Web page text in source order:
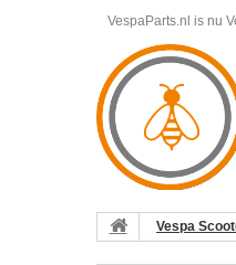
VespaParts.nl is nu
Vespa